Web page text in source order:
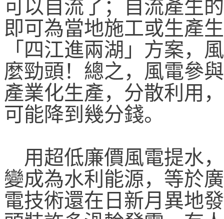
可以自流了；自流產生
即可為當地施工或生產
「四江進兩湖」方案，
麼勁頭！總之，風電參
產業化生產，分散利用
可能降到幾分錢。
用超低廉價風電提水
變成為水利能源，等於
電技術還在日新月異地